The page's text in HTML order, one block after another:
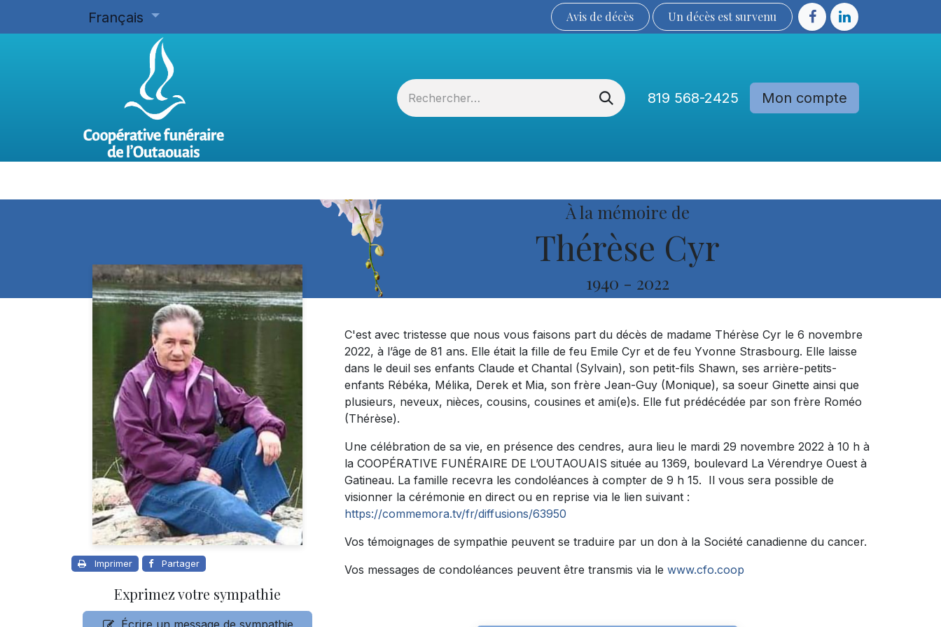
Français Avis de décès Un décès est sur​​​​​​​​ve​nu​​​​​​​​​​
819 568-2425 Mon compte
À la mémoire de
Thérèse Cyr
1940 - 2022
Imprimer Partager
Exprimez votre sympathie
Écrire un message de sympathie
C'est avec tristesse que nous vous faisons part du décès de madame Thérèse Cyr le 6 novembre
2022, à l’âge de 81 ans. Elle était la fille de feu Emile Cyr et de feu Yvonne Strasbourg. Elle laisse
dans le deuil ses enfants Claude et Chantal (Sylvain), son petit-fils Shawn, ses arrière-petits-
enfants Rébéka, Mélika, Derek et Mia, son frère Jean-Guy (Monique), sa soeur Ginette ainsi que
plusieurs, neveux, nièces, cousins, cousines et ami(e)s. Elle fut prédécédée par son frère Roméo
(Thérèse).
Une célébration de sa vie, en présence des cendres, aura lieu le mardi 29 novembre 2022 à 10 h à
la COOPÉRATIVE FUNÉRAIRE DE L’OUTAOUAIS située au 1369, boulevard La Vérendrye Ouest à
Gatineau. La famille recevra les condoléances à compter de 9 h 15. Il vous sera possible de
visionner la cérémonie en direct ou en reprise via le lien suivant :
https://commemora.tv/fr/diffusions/63950
Vos témoignages de sympathie peuvent se traduire par un don à la Société canadienne du cancer.
Vos messages de condoléances peuvent être transmis via le www.cfo.coop